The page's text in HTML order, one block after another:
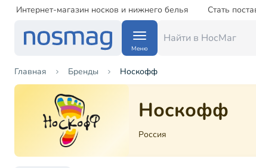
Интернет-магазин носков и нижнего белья Стать
Меню
Главная Бренды Носкофф
Носкофф
Россия